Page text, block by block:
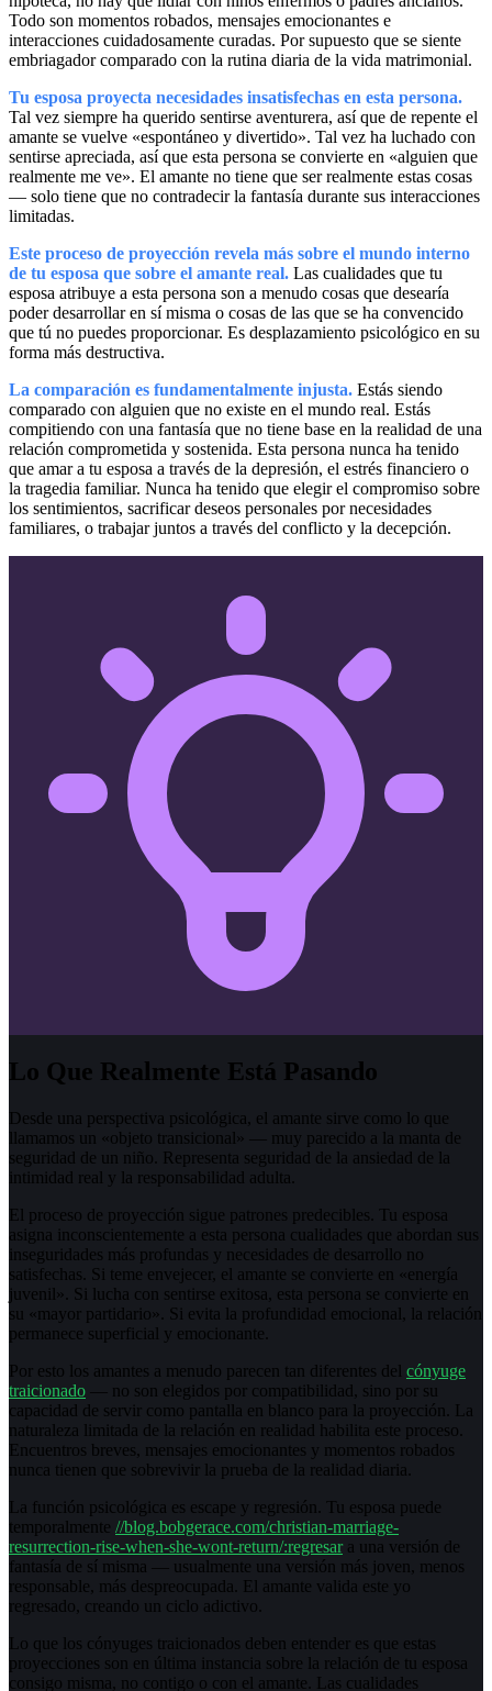
Todo son momentos robados, mensajes emocionantes e
interacciones cuidadosamente curadas. Por supuesto que se siente
embriagador comparado con la rutina diaria de la vida matrimonial.
Tu esposa proyecta necesidades insatisfechas en esta persona.
Tal vez siempre ha querido sentirse aventurera, así que de repente el
amante se vuelve «espontáneo y divertido». Tal vez ha luchado con
sentirse apreciada, así que esta persona se convierte en «alguien que
realmente me ve». El amante no tiene que ser realmente estas cosas
— solo tiene que no contradecir la fantasía durante sus interacciones
limitadas.
Este proceso de proyección revela más sobre el mundo interno
de tu esposa que sobre el amante real. Las cualidades que tu
esposa atribuye a esta persona son a menudo cosas que desearía
poder desarrollar en sí misma o cosas de las que se ha convencido
que tú no puedes proporcionar. Es desplazamiento psicológico en su
forma más destructiva.
La comparación es fundamentalmente injusta. Estás siendo
comparado con alguien que no existe en el mundo real. Estás
compitiendo con una fantasía que no tiene base en la realidad de una
relación comprometida y sostenida. Esta persona nunca ha tenido
que amar a tu esposa a través de la depresión, el estrés financiero o
la tragedia familiar. Nunca ha tenido que elegir el compromiso sobre
los sentimientos, sacrificar deseos personales por necesidades
familiares, o trabajar juntos a través del conflicto y la decepción.
Lo Que Realmente Está Pasando
Desde una perspectiva psicológica, el amante sirve como lo que
llamamos un «objeto transicional» — muy parecido a la manta de
seguridad de un niño. Representa seguridad de la ansiedad de la
intimidad real y la responsabilidad adulta.
El proceso de proyección sigue patrones predecibles. Tu esposa
asigna inconscientemente a esta persona cualidades que abordan sus
inseguridades más profundas y necesidades de desarrollo no
satisfechas. Si teme envejecer, el amante se convierte en «energía
juvenil». Si lucha con sentirse exitosa, esta persona se convierte en
su «mayor partidario». Si evita la profundidad emocional, la relación
permanece superficial y emocionante.
Por esto los amantes a menudo parecen tan diferentes del cónyuge
traicionado — no son elegidos por compatibilidad, sino por su
capacidad de servir como pantalla en blanco para la proyección. La
naturaleza limitada de la relación en realidad habilita este proceso.
Encuentros breves, mensajes emocionantes y momentos robados
nunca tienen que sobrevivir la prueba de la realidad diaria.
La función psicológica es escape y regresión. Tu esposa puede
temporalmente //blog.bobgerace.com/christian-marriage-
resurrection-rise-when-she-wont-return/:regresara una versión de
fantasía de sí misma — usualmente una versión más joven, menos
responsable, más despreocupada. El amante valida este yo
regresado, creando un ciclo adictivo.
Lo que los cónyuges traicionados deben entender es que estas
proyecciones son en última instancia sobre la relación de tu esposa
consigo misma, no contigo o con el amante. Las cualidades